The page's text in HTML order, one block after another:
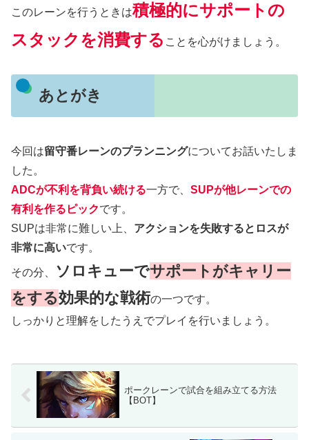
このレーンを行うときは積極的にサポートの
スタックを消費する ことを心がけましょう。
あとがき
今回は留守番レーンのプランニングについてお話いたしま
した。
ADCが不利を背負い続ける一方で、 SUPが他レーンでの
有利を作るピックです。
SUPは非常に難しい上、 アクションを失敗するとロスが
非常に高いです。
その分、 ソロキューでサポートがキャリー
をする効果的な戦術の一つです。
しっかりと理解をしたうえでプレイを行いましょう。
ポークレーンで試合を組み立てる方法
【BOT】